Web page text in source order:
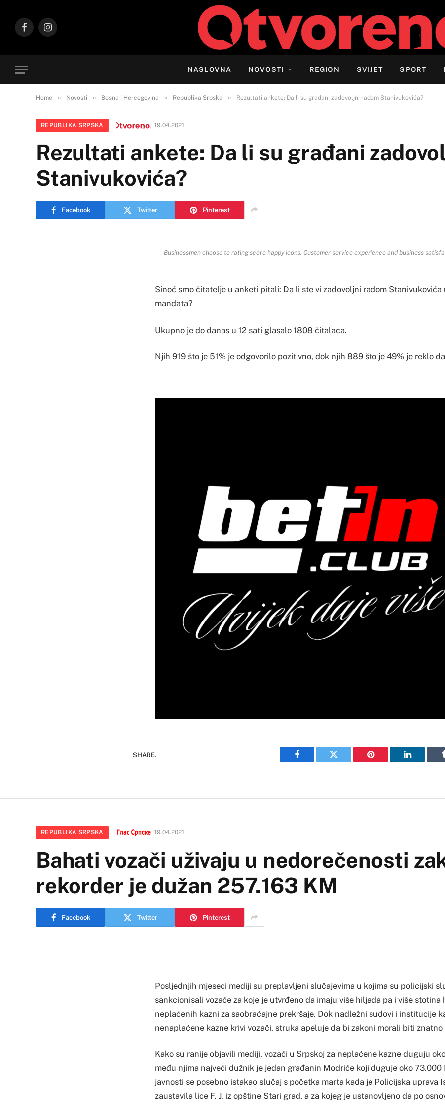
FacebookInstagram
NASLOVNA NOVOSTI REGION SVIJET SPORT
Home » Novosti » Bosna i Hercegovina » Republika Srpska » Rezultati ankete: Da li su građani zadovoljni radom Stanivukovića?
REPUBLIKA SRPSKA 19.04.2021
Rezultati ankete: Da li su građani
Stanivukovića?
Facebook Twitter Pinterest
Businessmen choose to rating score happy icons. Customer service experience and business
Sinoć smo čitatelje u anketi pitali: Da li ste vi zadovoljni radom Stanivukovića
mandata?
Ukupno je do danas u 12 sati glasalo 1808 čitalaca.
Njih 919 što je 51% je odgovorilo pozitivno, dok njih 889 što je 49% je reklo
SHARE.
Facebook Twitter Pinterest LinkedIn
REPUBLIKA SRPSKA 19.04.2021
Bahati vozači uživaju u nedorečenosti
rekorder je dužan 257.163 KM
Facebook Twitter Pinterest
Posljednjih mjeseci mediji su preplavljeni slučajevima u kojima su policijski
sankcionisali vozače za koje je utvrđeno da imaju više hiljada pa i više stotina
neplaćenih kazni za saobraćajne prekršaje. Dok nadležni sudovi i institucije
nenaplaćene kazne krivi vozači, struka apeluje da bi zakoni morali biti
Kako su ranije objavili mediji, vozači u Srpskoj za neplaćene kazne duguju
među njima najveći dužnik je jedan građanin Modriče koji duguje oko 73.000
javnosti se posebno istakao slučaj s početka marta kada je Policijska uprava
zaustavila lice F. J. iz opštine Stari grad, a za kojeg je ustanovljeno da po